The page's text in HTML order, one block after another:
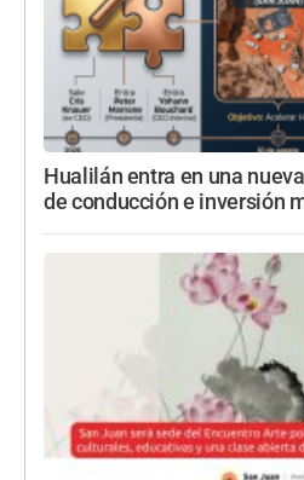
Hualilán entra en una
de conducción e inversión